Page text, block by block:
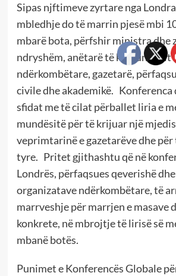
Sipas njftimeve zyrtare nga
mbledhje do të marrin pjesë mbi
mbarë bota, përfshir ministra dhe
ndryshëm, anëtarë të komunitetit
ndërkombëtare, gazetarë,
civile dhe akademikë.
sfidat me të cilat përballet liria e
mundësitë për të krijuar një
veprimtarinë e gazetarëve dhe
tyre. Pritet gjithashtu që në
Londrës, përfaqsues qeverishë
organizatave ndërkombëtare, të
marrveshje për marrjen e masave
konkrete, në mbrojtje të lirisë së
mbanë botës.
Punimet e Konferencës Globale